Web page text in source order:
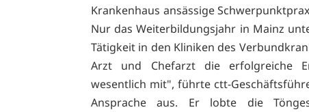
Krankenhaus ansässige
Nur das Weiterbildungsjahr in Mainz
Tätigkeit in den Kliniken des
Arzt und Chefarzt die erfolgreiche
wesentlich mit", führte ctt-
Ansprache aus. Er lobte die